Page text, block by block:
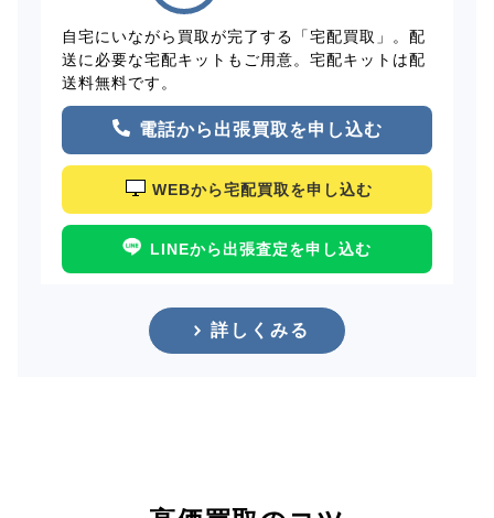
自宅にいながら買取が完了する「宅配買取」。配
送に必要な宅配キットもご用意。宅配キットは配
送料無料です。
電話から出張買取を申し込む
WEBから宅配買取を申し込む
LINEから出張査定を申し込む
詳しくみる